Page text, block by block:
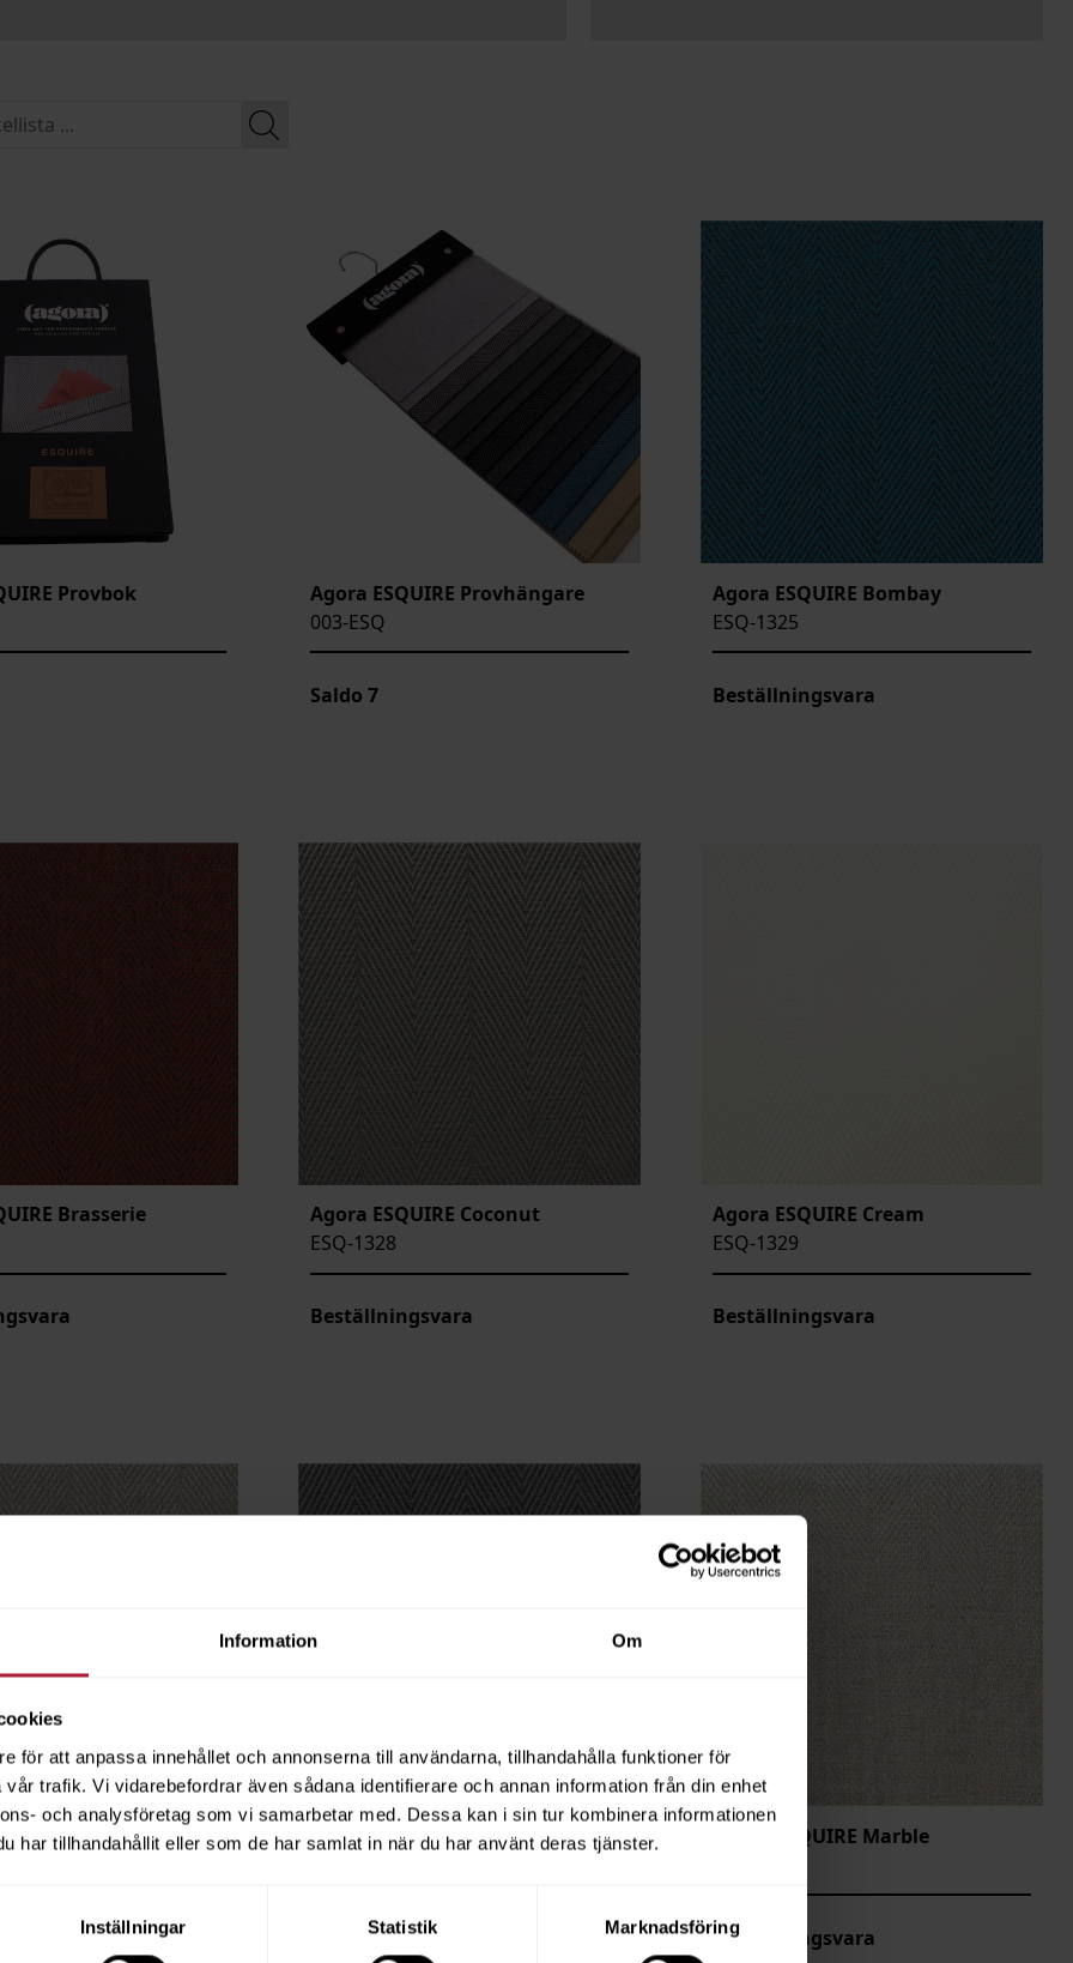
Information Om
för att anpassa innehållet och annonserna till användarna, tillhandahålla funktioner för
trafik. Vi vidarebefordrar även sådana identifierare och annan information från din enhet
och analysföretag som vi samarbetar med. Dessa kan i sin tur kombinera informationen
har tillhandahållit eller som de har samlat in när du har använt deras tjänster.
Inställningar Statistik Marknadsföring
Provbok
Agora ESQUIRE Provhängare
003-ESQ
Saldo 7
Agora ESQUIRE Bombay
ESQ-1325
Beställningsvara
Brasserie
Agora ESQUIRE Coconut
ESQ-1328
Beställningsvara
Agora ESQUIRE Cream
ESQ-1329
Beställningsvara
Fossil
Agora ESQUIRE Grey
Beställningsvara
Agora ESQUIRE Marble
Beställningsvara